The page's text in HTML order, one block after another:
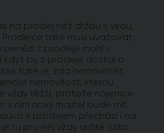
na prodej než držbu s vírou,
také musí uvažovat,
penězi z prodeje mohl v
když by z prodeje dostal o
také je, zda nemovitost
nemovitost, kterou
vždy těžší, protože nájemce
s ním nový majitel bude mít,
s prodejem přechází i na
tu pro něj vždy určité riziko.